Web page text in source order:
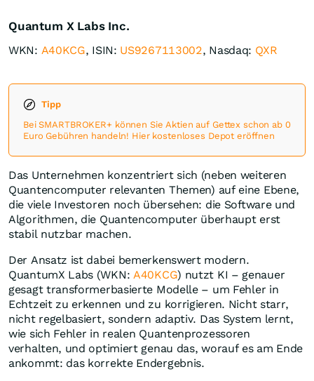
Quantum X Labs Inc.
WKN: A40KCG, ISIN: US9267113002, Nasdaq: QXR
Tipp
Bei SMARTBROKER+ können Sie Aktien auf Gettex schon ab 0
Euro Gebühren handeln! Hier kostenloses Depot eröffnen
Das Unternehmen konzentriert sich (neben weiteren
Quantencomputer relevanten Themen) auf eine Ebene,
die viele Investoren noch übersehen: die Software und
Algorithmen, die Quantencomputer überhaupt erst
stabil nutzbar machen.
Der Ansatz ist dabei bemerkenswert modern.
QuantumX Labs (WKN: A40KCG) nutzt KI – genauer
gesagt transformerbasierte Modelle – um Fehler in
Echtzeit zu erkennen und zu korrigieren. Nicht starr,
nicht regelbasiert, sondern adaptiv. Das System lernt,
wie sich Fehler in realen Quantenprozessoren
verhalten, und optimiert genau das, worauf es am Ende
ankommt: das korrekte Endergebnis.